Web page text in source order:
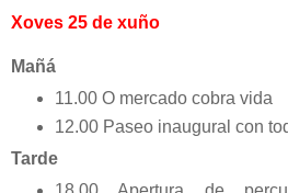
Xoves 25 de xuño
Mañá
11.00 O mercado cobra vida
12.00 Paseo inaugural con
Tarde